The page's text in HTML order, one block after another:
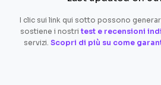
I clic sui link qui sotto possono
sostiene i nostri test e recensioni
servizi. Scopri di più su come